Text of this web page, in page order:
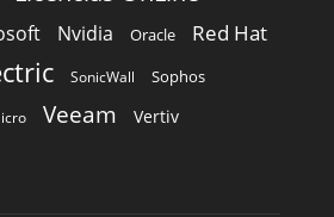
Nvidia Oracle Red Hat
SonicWall Sophos
Veeam Vertiv